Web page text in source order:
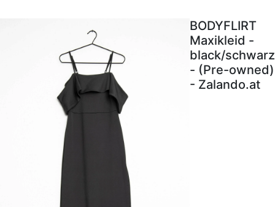
BODYFLIRT
Maxikleid -
black/schwarz
- (Pre-owned)
- Zalando.at